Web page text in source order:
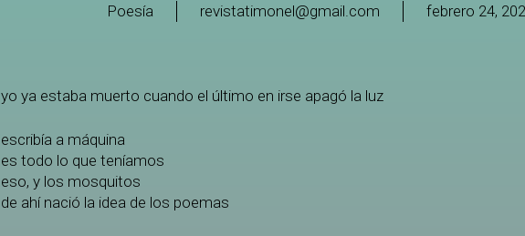
Poesía revistatimonel@gmail.com febrero 24,
yo ya estaba muerto cuando el último en irse apagó la luz
escribía a máquina
es todo lo que teníamos
eso, y los mosquitos
de ahí nació la idea de los poemas